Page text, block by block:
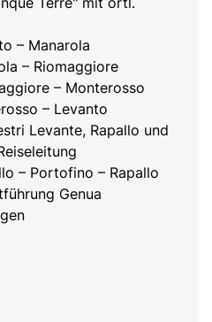
– Manarola
– Riomaggiore
– Monterosso
– Levanto
Levante, Rapallo und
– Portofino – Rapallo
Genua